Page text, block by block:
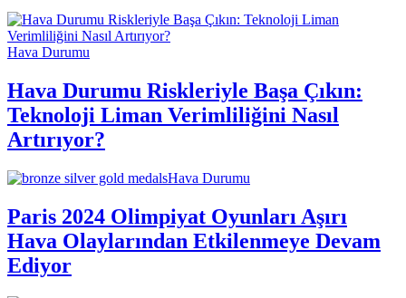
Hava Durumu
Hava Durumu Riskleriyle Başa Çıkın:
Teknoloji Liman Verimliliğini Nasıl
Artırıyor?
Hava Durumu
Paris 2024 Olimpiyat Oyunları Aşırı
Hava Olaylarından Etkilenmeye Devam
Ediyor